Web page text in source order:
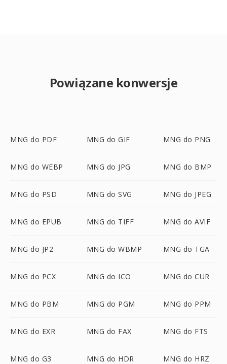
Powiązane konwersje
MNG do PDF MNG do GIF MNG do PNG
MNG do WEBP MNG do JPG MNG do BMP
MNG do PSD MNG do SVG MNG do JPEG
MNG do EPUB MNG do TIFF MNG do AVIF
MNG do JP2 MNG do WBMP MNG do TGA
MNG do PCX MNG do ICO MNG do CUR
MNG do PBM MNG do PGM MNG do PPM
MNG do EXR MNG do FAX MNG do FTS
MNG do G3 MNG do HDR MNG do HRZ